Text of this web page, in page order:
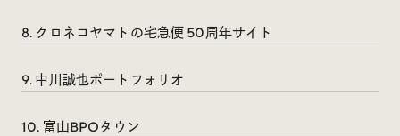
#Webサイト #サイトレビュー
#デジタルデザイン
#ブランディング
8. クロネコヤマトの宅急便 50周年サイト
9. 中川誠也ポートフォリオ
10. 富山BPOタウン